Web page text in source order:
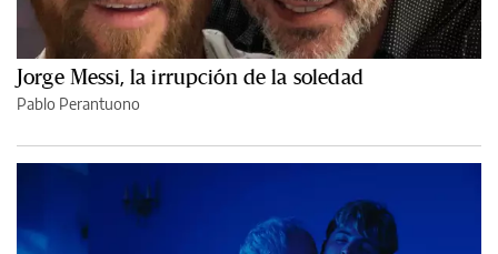
Jorge Messi, la irrupción de la soledad
Pablo Perantuono